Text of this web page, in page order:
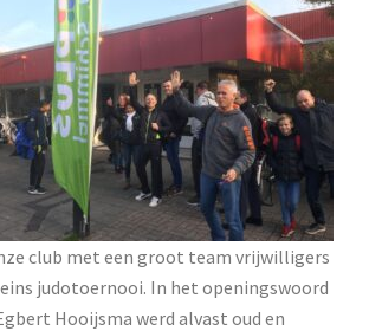
club met een groot team vrijwilligers
judotoernooi. In het openingswoord
Hooijsma werd alvast oud en